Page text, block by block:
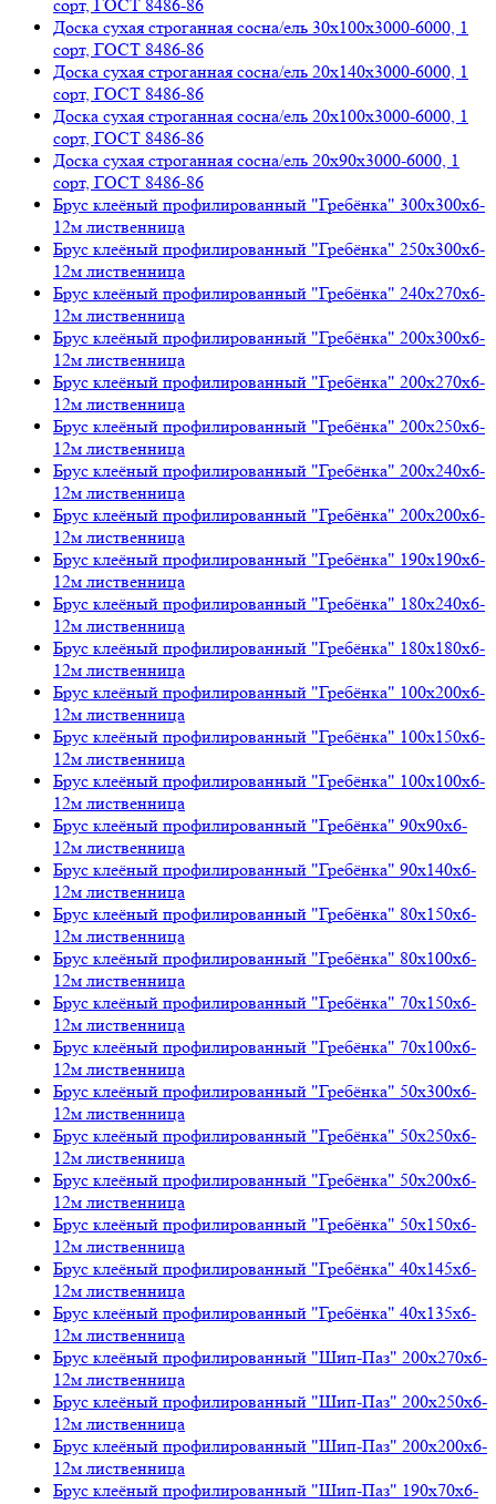
сорт, ГОСТ 8486-86
Доска сухая строганная сосна/ель 30х100х3000-6000, 1
сорт, ГОСТ 8486-86
Доска сухая строганная сосна/ель 20х140х3000-6000, 1
сорт, ГОСТ 8486-86
Доска сухая строганная сосна/ель 20х100х3000-6000, 1
сорт, ГОСТ 8486-86
Доска сухая строганная сосна/ель 20х90х3000-6000, 1
сорт, ГОСТ 8486-86
Брус клеёный профилированный "Гребёнка" 300х300х6-
12м лиственница
Брус клеёный профилированный "Гребёнка" 250х300х6-
12м лиственница
Брус клеёный профилированный "Гребёнка" 240х270х6-
12м лиственница
Брус клеёный профилированный "Гребёнка" 200х300х6-
12м лиственница
Брус клеёный профилированный "Гребёнка" 200х270х6-
12м лиственница
Брус клеёный профилированный "Гребёнка" 200х250х6-
12м лиственница
Брус клеёный профилированный "Гребёнка" 200х240х6-
12м лиственница
Брус клеёный профилированный "Гребёнка" 200х200х6-
12м лиственница
Брус клеёный профилированный "Гребёнка" 190х190х6-
12м лиственница
Брус клеёный профилированный "Гребёнка" 180х240х6-
12м лиственница
Брус клеёный профилированный "Гребёнка" 180х180х6-
12м лиственница
Брус клеёный профилированный "Гребёнка" 100х200х6-
12м лиственница
Брус клеёный профилированный "Гребёнка" 100х150х6-
12м лиственница
Брус клеёный профилированный "Гребёнка" 100х100х6-
12м лиственница
Брус клеёный профилированный "Гребёнка" 90х90х6-
12м лиственница
Брус клеёный профилированный "Гребёнка" 90х140х6-
12м лиственница
Брус клеёный профилированный "Гребёнка" 80х150х6-
12м лиственница
Брус клеёный профилированный "Гребёнка" 80х100х6-
12м лиственница
Брус клеёный профилированный "Гребёнка" 70х150х6-
12м лиственница
Брус клеёный профилированный "Гребёнка" 70х100х6-
12м лиственница
Брус клеёный профилированный "Гребёнка" 50х300х6-
12м лиственница
Брус клеёный профилированный "Гребёнка" 50х250х6-
12м лиственница
Брус клеёный профилированный "Гребёнка" 50х200х6-
12м лиственница
Брус клеёный профилированный "Гребёнка" 50х150х6-
12м лиственница
Брус клеёный профилированный "Гребёнка" 40х145х6-
12м лиственница
Брус клеёный профилированный "Гребёнка" 40х135х6-
12м лиственница
Брус клеёный профилированный "Шип-Паз" 200х270х6-
12м лиственница
Брус клеёный профилированный "Шип-Паз" 200х250х6-
12м лиственница
Брус клеёный профилированный "Шип-Паз" 200х200х6-
12м лиственница
Брус клеёный профилированный "Шип-Паз" 190х70х6-